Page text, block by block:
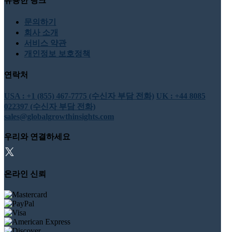
문의하기
회사 소개
서비스 약관
개인정보 보호정책
연락처
USA : +1 (855) 467-7775 (수신자 부담 전화) UK : +44 8085
022397 (수신자 부담 전화)
sales@globalgrowthinsights.com
우리와 연결하세요
온라인 신뢰